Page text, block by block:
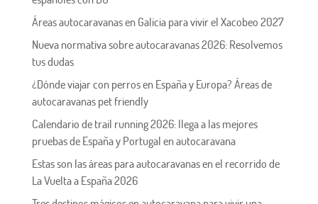
Áreas autocaravanas en Galicia para vivir el Xacobeo 2027
Nueva normativa sobre autocaravanas 2026: Resolvemos
tus dudas
¿Dónde viajar con perros en España y Europa? Áreas de
autocaravanas pet friendly
Calendario de trail running 2026: llega a las mejores
pruebas de España y Portugal en autocaravana
Estas son las áreas para autocaravanas en el recorrido de
La Vuelta a España 2026